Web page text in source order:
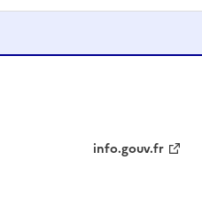
info.gouv.fr